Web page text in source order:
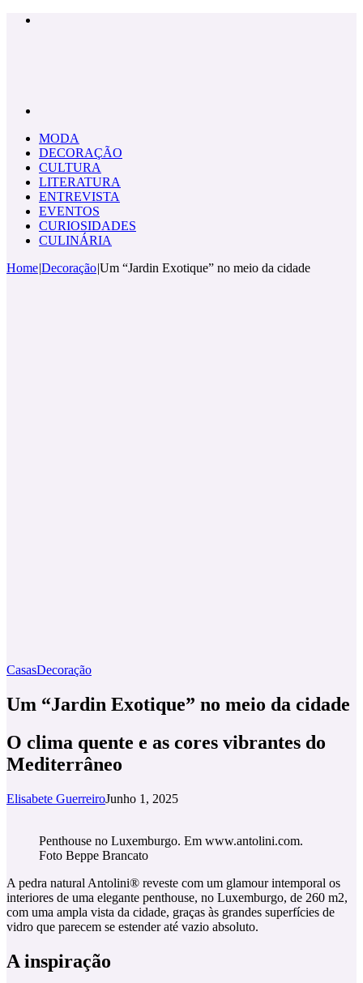
MODA
DECORAÇÃO
CULTURA
LITERATURA
ENTREVISTA
EVENTOS
CURIOSIDADES
CULINÁRIA
Home|Decoração|Um “Jardin Exotique” no meio da cidade
CasasDecoração
Um “Jardin Exotique” no meio da cidade
O clima quente e as cores vibrantes do
Mediterrâneo
Elisabete GuerreiroJunho 1, 2025
Penthouse no Luxemburgo. Em www.antolini.com.
Foto Beppe Brancato
A pedra natural Antolini® reveste com um glamour intemporal os
interiores de uma elegante penthouse, no Luxemburgo, de 260 m2,
com uma ampla vista da cidade, graças às grandes superfícies de
vidro que parecem se estender até vazio absoluto.
A inspiração